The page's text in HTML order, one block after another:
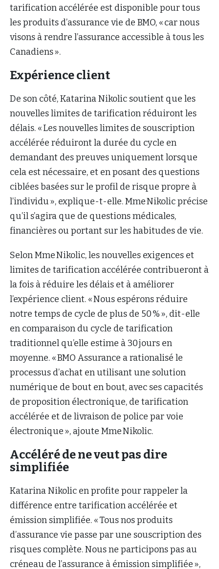
tarification accélérée est disponible pour tous
les produits d’assurance vie de BMO, « car nous
visons à rendre l’assurance accessible à tous les
Canadiens ».
Expérience client
De son côté, Katarina Nikolic soutient que les
nouvelles limites de tarification réduiront les
délais. « Les nouvelles limites de souscription
accélérée réduiront la durée du cycle en
demandant des preuves uniquement lorsque
cela est nécessaire, et en posant des questions
ciblées basées sur le profil de risque propre à
l’individu », explique-t-elle. Mme Nikolic précise
qu’il s’agira que de questions médicales,
financières ou portant sur les habitudes de vie.
Selon Mme Nikolic, les nouvelles exigences et
limites de tarification accélérée contribueront à
la fois à réduire les délais et à améliorer
l’expérience client. « Nous espérons réduire
notre temps de cycle de plus de 50 % », dit-elle
en comparaison du cycle de tarification
traditionnel qu’elle estime à 30 jours en
moyenne. « BMO Assurance a rationalisé le
processus d’achat en utilisant une solution
numérique de bout en bout, avec ses capacités
de proposition électronique, de tarification
accélérée et de livraison de police par voie
électronique », ajoute Mme Nikolic.
Accéléré de ne veut pas dire
simplifiée
Katarina Nikolic en profite pour rappeler la
différence entre tarification accélérée et
émission simplifiée. « Tous nos produits
d’assurance vie passe par une souscription des
risques complète. Nous ne participons pas au
créneau de l’assurance à émission simplifiée »,